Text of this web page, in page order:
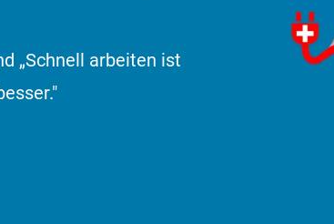
„Schnell arbeiten ist